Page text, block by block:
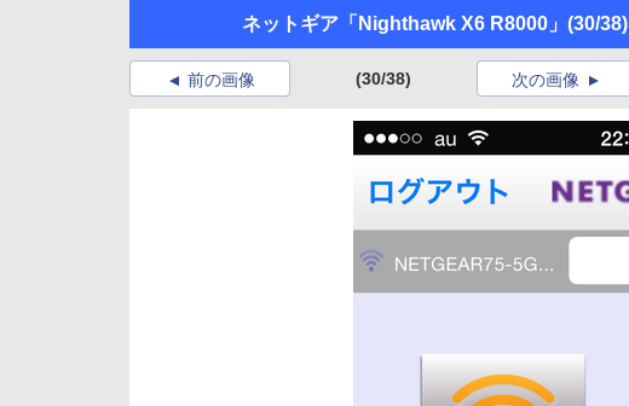
ネットギア「Nighthawk X6 R8000」 (30/38)
前の画像 (30/38) 次の画像